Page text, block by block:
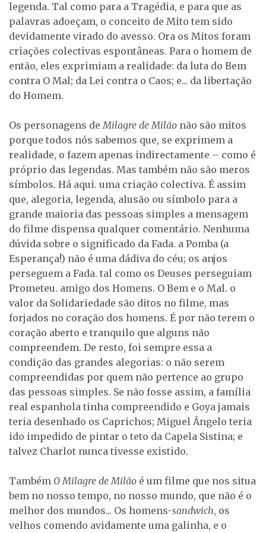
legenda. Tal como para a Tragédia, e para que as
palavras adoeçam, o conceito de Mito tem sido
devidamente virado do avesso. Ora os Mitos foram
criações colectivas espontâneas. Para o homem de
então, eles exprimiam a realidade: da luta do Bem
contra O Mal; da Lei contra o Caos; e... da libertação
do Homem.
Os personagens de Milagre de Milão não são mitos
porque todos nós sabemos que, se exprimem a
realidade, o fazem apenas indirectamente – como é
próprio das legendas. Mas também não são meros
símbolos. Há aqui. uma criação colectiva. É assim
que, alegoria, legenda, alusão ou símbolo para a
grande maioria das pessoas simples a mensagem
do filme dispensa qualquer comentário. Nenhuma
dúvida sobre o significado da Fada. a Pomba (a
Esperança!) não é uma dádiva do céu; os anjos
perseguem a Fada. tal como os Deuses perseguiam
Prometeu. amigo dos Homens. O Bem e o Mal. o
valor da Solidariedade são ditos no filme, mas
forjados no coração dos homens. É por não terem o
coração aberto e tranquilo que alguns não
compreendem. De resto, foi sempre essa a
condição das grandes alegorias: o não serem
compreendidas por quem não pertence ao grupo
das pessoas simples. Se não fosse assim, a família
real espanhola tinha compreendido e Goya jamais
teria desenhado os Caprichos; Miguel Ângelo teria
ido impedido de pintar o teto da Capela Sistina; e
talvez Charlot nunca tivesse existido.
Também O Milagre de Milão é um filme que nos situa
bem no nosso tempo, no nosso mundo, que não é o
melhor dos mundos... Os homens-sandwich, os
velhos comendo avidamente uma galinha, e o